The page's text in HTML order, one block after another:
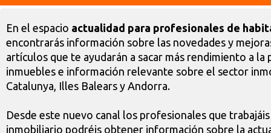
En el espacio actualidad para profesionales de
encontrarás información sobre las novedades y
artículos que te ayudarán a sacar más rendimiento a la
inmuebles e información relevante sobre el sector
Catalunya, Illes Balears y Andorra.
Desde este nuevo canal los profesionales que
inmobiliario podréis obtener información sobre la